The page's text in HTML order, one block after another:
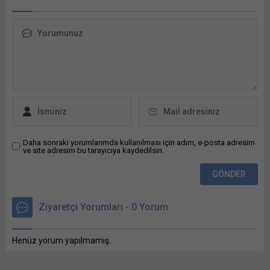
tıklayın (Yeni...
Genel Müdürlüğü tarafından
pencerede açılır) LinkedIn
tıklayın (Yeni pencerede
açılır) WhatsApp
Daha sonraki yorumlarımda kullanılması için adım, e-posta adresim
ve site adresim bu tarayıcıya kaydedilsin.
Ziyaretçi Yorumları - 0 Yorum
Henüz yorum yapılmamış.